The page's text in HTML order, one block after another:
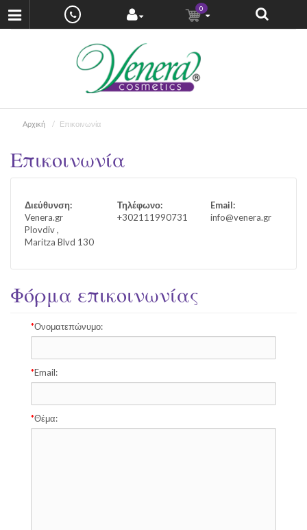
0
Αρχική Επικοινωνία
Επικοινωνία
Διεύθυνση:
Venera.gr
Plovdiv ,
Maritza Blvd 130
Τηλέφωνο:
+302111990731
Email:
info@venera.gr
Φόρμα επικοινωνίας
Ονοματεπώνυμο:
Email:
Θέμα: